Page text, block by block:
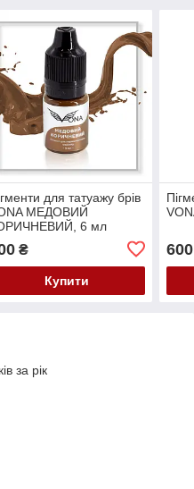
для татуажу брів
МЕДОВИЙ
6 мл
₴
Купити
600
за рік